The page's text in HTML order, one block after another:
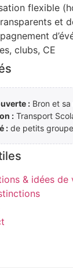
flexible
et
clubs, CE
: Bron et sa
: Transport
: de petits
& idées de